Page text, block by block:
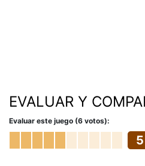
EVALUAR Y
Evaluar este juego (6 votos):
5